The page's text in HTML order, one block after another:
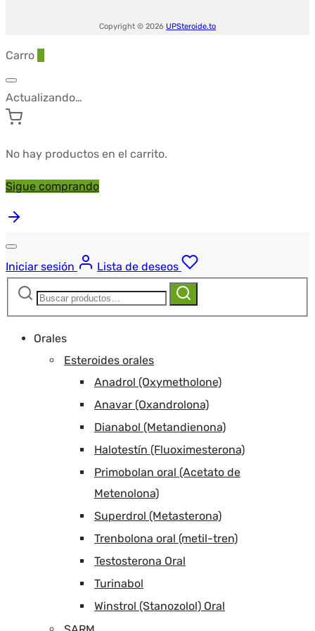
Copyright © 2026 UPSteroide.to
Carro
Actualizando…
No hay productos en el carrito.
Sigue comprando
Iniciar sesión
Lista de deseos
Buscar:
Buscar
Orales
Esteroides orales
Anadrol (Oxymetholone)
Anavar (Oxandrolona)
Dianabol (Metandienona)
Halotestín (Fluoximesterona)
Primobolan oral (Acetato de
Metenolona)
Superdrol (Metasterona)
Trenbolona oral (metil-tren)
Testosterona Oral
Turinabol
Winstrol (Stanozolol) Oral